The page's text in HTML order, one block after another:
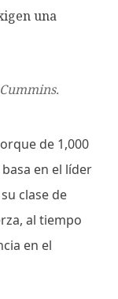
una
de 1,000
en el líder
clase de
al tiempo
en el